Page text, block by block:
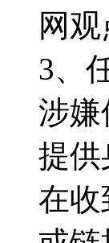
网观
3、
涉嫌
提供
在收